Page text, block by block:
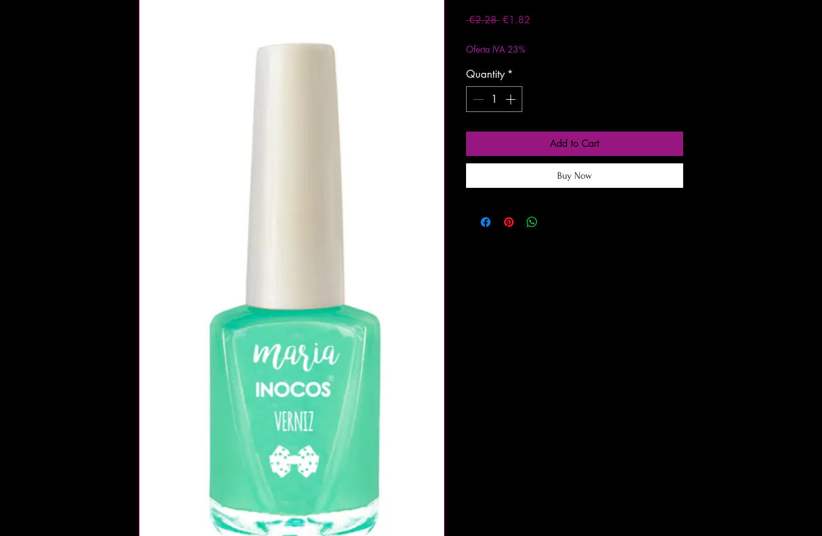
€2.28 Regular
€1.82
Oferta IVA 23%
Quantity *
Add to Cart
Buy Now